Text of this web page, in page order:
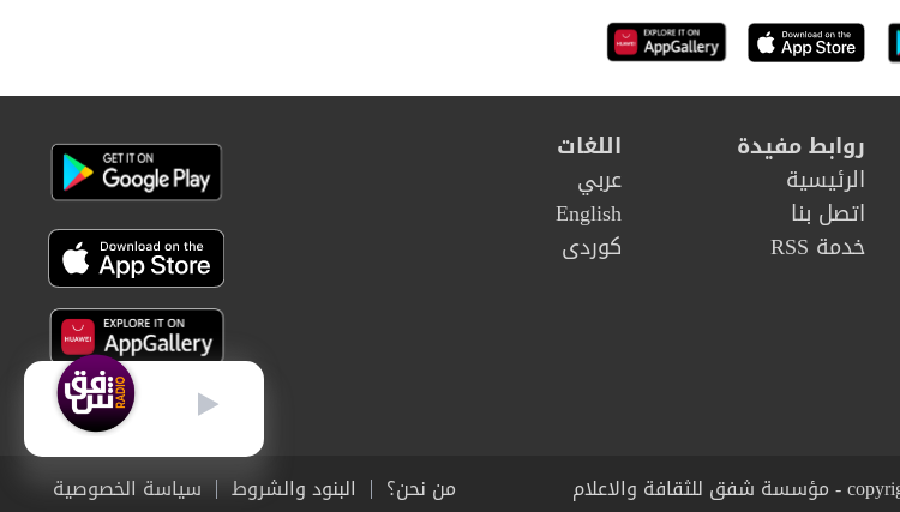
روابط مفيدة
الرئيسية
اتصل بنا
خدمة RSS
اللغات
عربي
English
كوردى
من نحن؟ البنود والشروط سياسة الخصوصية
عربي